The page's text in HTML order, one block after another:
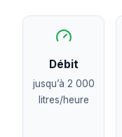
Débit
jusqu’à 2 000
litres/heure